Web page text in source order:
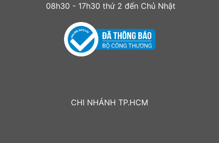
08h30 - 17h30 thứ 2 đến Chủ Nhật
CHI NHÁNH TP.HCM